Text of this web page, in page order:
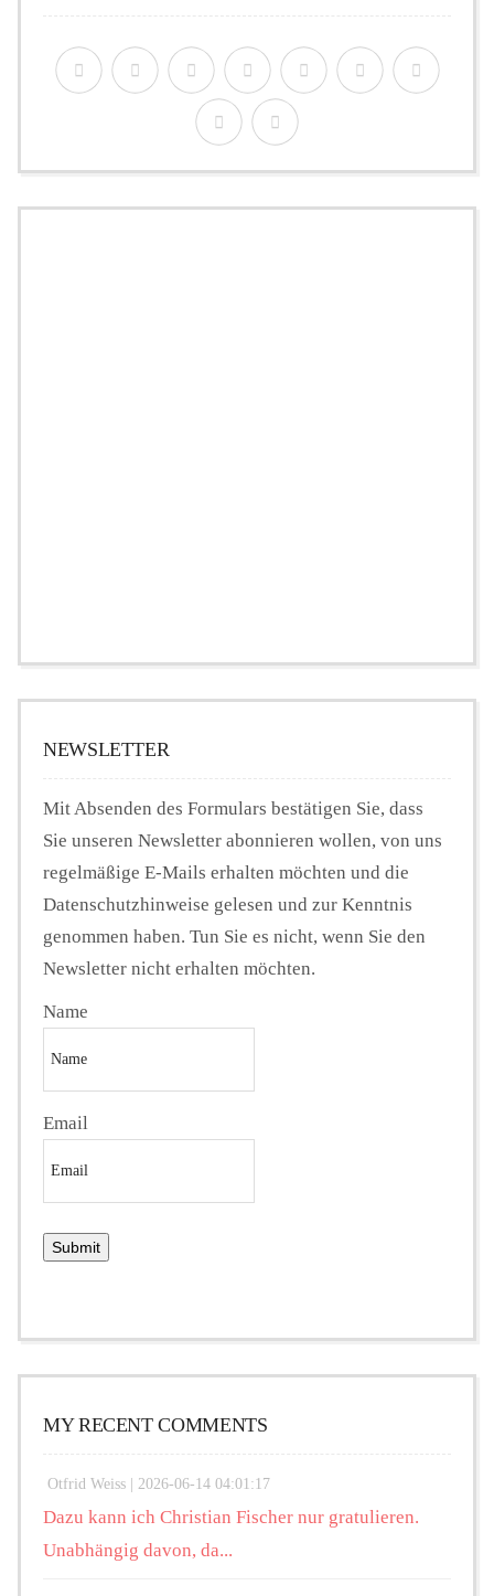
NEWSLETTER
Mit Absenden des Formulars bestätigen Sie, dass
Sie unseren Newsletter abonnieren wollen, von uns
regelmäßige E-Mails erhalten möchten und die
Datenschutzhinweise gelesen und zur Kenntnis
genommen haben. Tun Sie es nicht, wenn Sie den
Newsletter nicht erhalten möchten.
Name
Email
MY RECENT COMMENTS
Otfrid Weiss | 2026-06-14 04:01:17
Dazu kann ich Christian Fischer nur gratulieren.
Unabhängig davon, da...